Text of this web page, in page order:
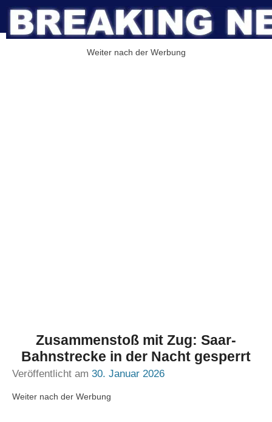
Weiter nach der Werbung
Zusammenstoß mit Zug: Saar-
Bahnstrecke in der Nacht gesperrt
Veröffentlicht am 30. Januar 2026
Weiter nach der Werbung